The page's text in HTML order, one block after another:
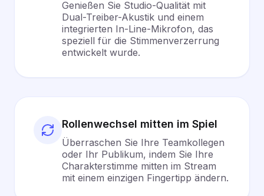
Genießen Sie Studio-Qualität mit
Dual-Treiber-Akustik und einem
integrierten In-Line-Mikrofon, das
speziell für die Stimmenverzerrung
entwickelt wurde.
Rollenwechsel mitten im Spiel
Überraschen Sie Ihre Teamkollegen
oder Ihr Publikum, indem Sie Ihre
Charakterstimme mitten im Stream
mit einem einzigen Fingertipp ändern.